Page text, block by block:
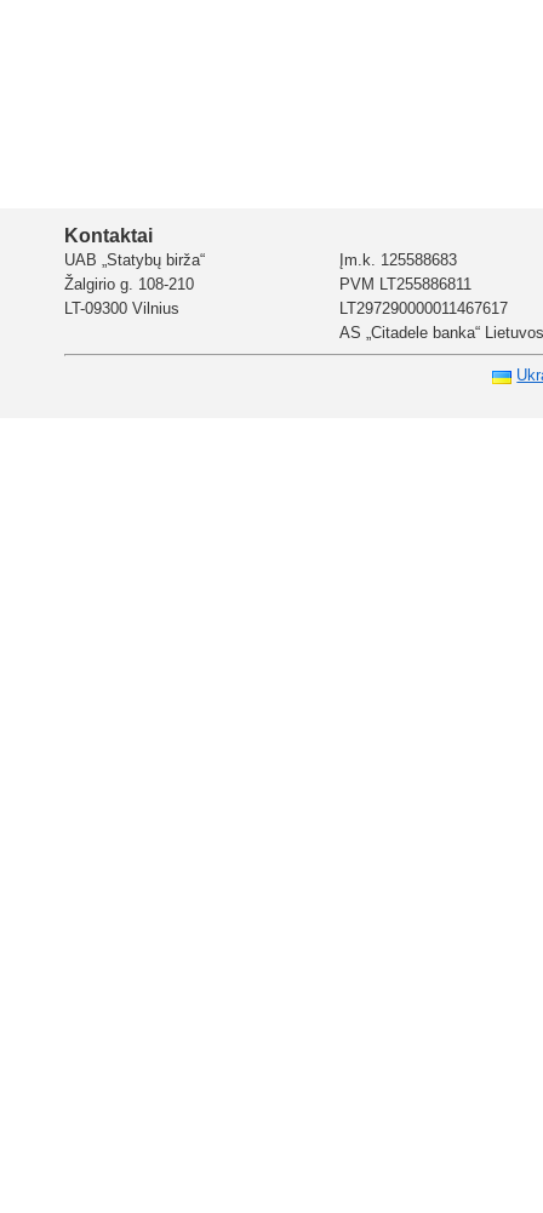
Kontaktai
UAB „Statybų birža“
Žalgirio g. 108-210
LT-09300 Vilnius
Įm.k. 125588683
PVM LT255886811
LT297290000011467617
AS „Citadele banka“